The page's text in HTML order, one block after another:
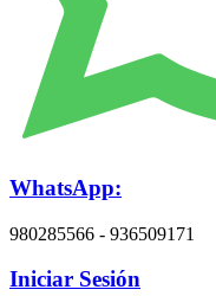
WhatsApp:
980285566 - 936509171
Iniciar Sesión